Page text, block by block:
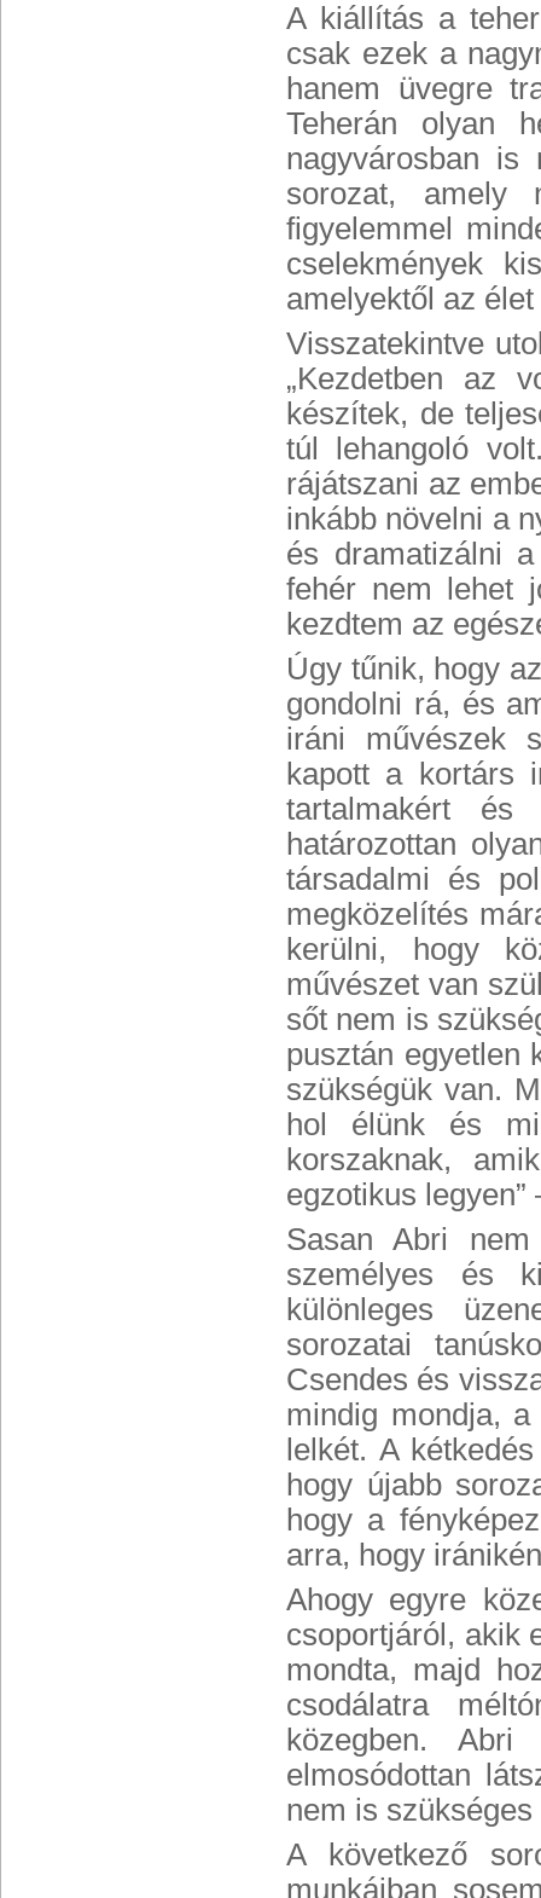
A kiállítás a
csak ezek a
hanem üvegre
Teherán olyan
nagyvárosban
sorozat, amely
figyelemmel
cselekmények
amelyektől az
Visszatekintve
„Kezdetben az
készítek, de
túl lehangoló
rájátszani az
inkább növelni a
és dramatizálni
fehér nem lehet
kezdtem az
Úgy tűnik, hogy
gondolni rá, és
iráni művészek
kapott a kortárs
tartalmakért
határozottan
társadalmi és
megközelítés
kerülni, hogy
művészet van
sőt nem is
pusztán egyetlen
szükségük van.
hol élünk és
korszaknak,
egzotikus legyen”
Sasan Abri
személyes és
különleges
sorozatai
Csendes és
mindig mondja,
lelkét. A
hogy újabb
hogy a
arra, hogy
Ahogy egyre
csoportjáról, akik
mondta, majd
csodálatra
közegben.
elmosódottan
nem is
A következő
munkáiban